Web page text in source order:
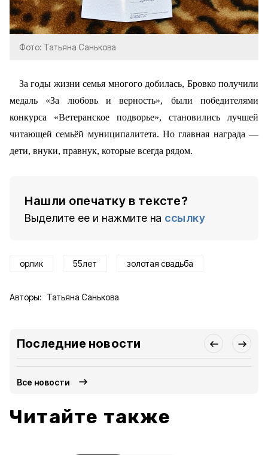
Фото: Татьяна Санькова
За годы жизни семья многого добилась, Бровко получили
медаль «За любовь и верность», были победителями
конкурса «Ветеранское подворье», становились лучшей
читающей семьёй муниципалитета. Но главная награда —
дети, внуки, правнук, которые всегда рядом.
Нашли опечатку в тексте?
Выделите ее и нажмите на ссылку
орлик 55лет золотая свадьба
Авторы: Татьяна Санькова
Последние новости
Все новости
Читайте также